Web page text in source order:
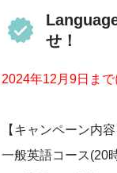
せ！
2024年12月9日ま
【キャンペーン内容
一般英語コース(20